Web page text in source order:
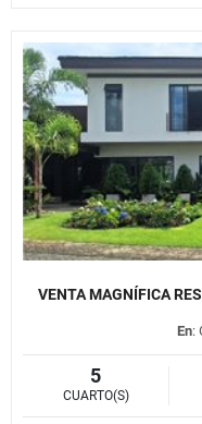
VENTA MAGNÍFICA
En:
5
CUARTO(S)